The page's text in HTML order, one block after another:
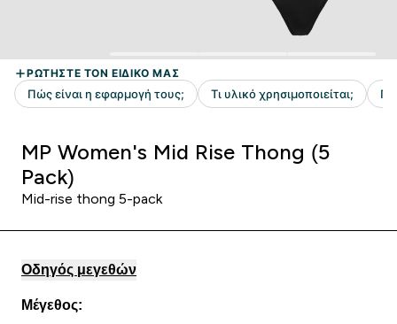
MP Women's Mid Rise Thong (5
Pack)
Mid-rise thong 5-pack
Οδηγός μεγεθών
Μέγεθος: